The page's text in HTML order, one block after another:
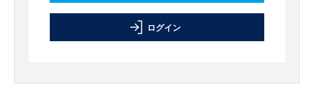
ログイン